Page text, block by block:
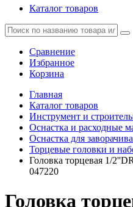
Каталог товаров
Сравнение
Избранное
Корзина
Главная
Каталог товаров
Инструмент и
Оснастка и расходные
Оснастка для
Торцевые головки и
Головка торцевая 1/
047220
Головка